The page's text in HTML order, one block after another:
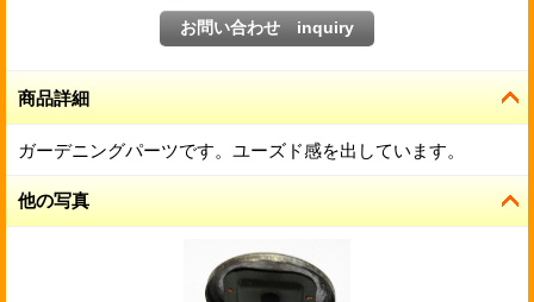
商品詳細
ガーデニングパーツです。ユーズド感を出しています。
他の写真